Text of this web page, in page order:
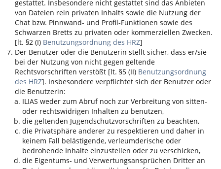
gestattet. Insbesondere nicht gestattet sind das Anbieten
von Dateien rein privaten Inhalts sowie die Nutzung der
Chat bzw. Pinnwand- und Profil-Funktionen sowie des
Schwarzen Bretts zu privaten oder kommerziellen Zwecken.
[lt. §2 (I) Benutzungsordnung des HRZ]
Der Benutzer oder die Benutzerin stellt sicher, dass er/sie
bei der Nutzung von nicht gegen geltende
Rechtsvorschriften verstößt [lt. §5 (II) Benutzungsordnung
des HRZ]. Insbesondere verpflichtet sich der Benutzer oder
die Benutzerin:
ILIAS weder zum Abruf noch zur Verbreitung von sitten-
oder rechtswidrigen Inhalten zu benutzen,
die geltenden Jugendschutzvorschriften zu beachten,
die Privatsphäre anderer zu respektieren und daher in
keinem Fall belästigende, verleumderische oder
bedrohende Inhalte einzustellen oder zu verschicken,
die Eigentums- und Verwertungsansprüchen Dritter an